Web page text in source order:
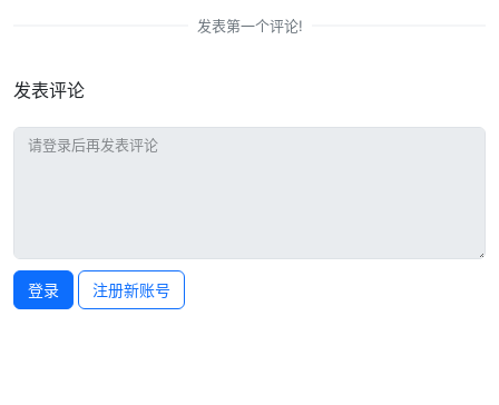
发表第一个评论!
发表评论
登录 注册新账号